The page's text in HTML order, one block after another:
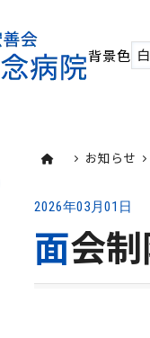
背景色 白
お知らせ
2026年03月01日
面会